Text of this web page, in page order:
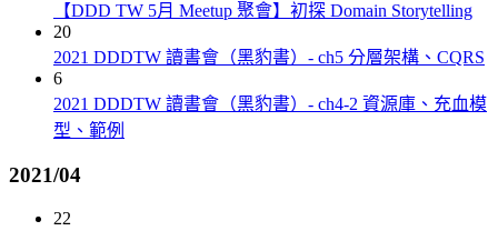
【DDD TW 5月 Meetup 聚會】初探 Domain Storytelling
20
2021 DDDTW 讀書會（黑豹書）- ch5 分層架構、CQRS
6
2021 DDDTW 讀書會（黑豹書）- ch4-2 資源庫、充血模
型、範例
2021/04
22